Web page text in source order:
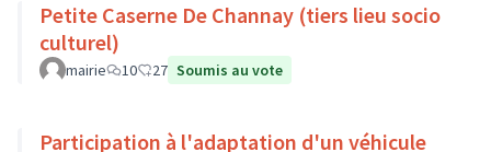
Petite Caserne De Channay (tiers lieu socio
culturel)
mairie 10 27 Soumis au vote
Participation à l'adaptation d'un véhicule